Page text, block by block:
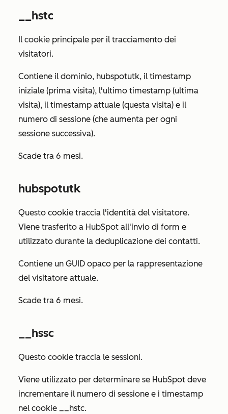
__hstc
Il cookie principale per il tracciamento dei
visitatori.
Contiene il dominio, hubspotutk, il timestamp
iniziale (prima visita), l'ultimo timestamp (ultima
visita), il timestamp attuale (questa visita) e il
numero di sessione (che aumenta per ogni
sessione successiva).
Scade tra 6 mesi.
hubspotutk
Questo cookie traccia l'identità del visitatore.
Viene trasferito a HubSpot all'invio di form e
utilizzato durante la deduplicazione dei contatti.
Contiene un GUID opaco per la rappresentazione
del visitatore attuale.
Scade tra 6 mesi.
__hssc
Questo cookie traccia le sessioni.
Viene utilizzato per determinare se HubSpot deve
incrementare il numero di sessione e i timestamp
nel cookie __hstc.